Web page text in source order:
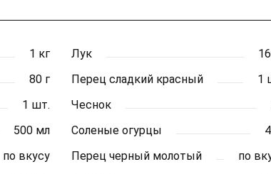
1 кг Лук
80 г Перец сладкий красный
1
1 шт. Чеснок
500 мл Соленые огурцы
по вкусу Перец черный молотый
по